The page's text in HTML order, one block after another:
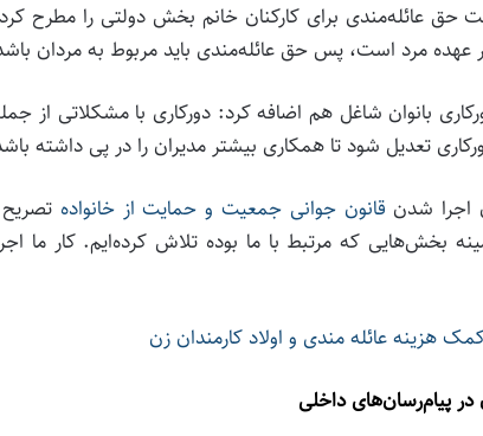
حق عائله‌مندی برای کارکنان خانم بخش دولتی را مطرح
عهده مرد است، پس حق عائله‌مندی باید مربوط به مردان
بانوان شاغل هم اضافه کرد: دورکاری با مشکلاتی از
تعدیل شود تا همکاری بیشتر مدیران را در پی داشته
اجرا شدن قانون جوانی جمعیت و حمایت از خانواده
بخش‌هایی که مرتبط با ما بوده تلاش کرده‌ایم. کار ما
هزینه عائله مندی و اولاد کارمندان زن
در پیام‌رسان‌های داخلی